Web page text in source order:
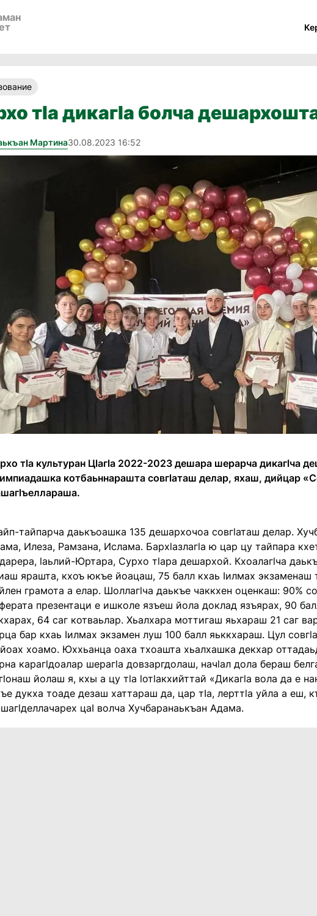
тlа дикагlа болча
Мартина30.08.2023 16:52
тlа культуран Цlагlа 2022-2023 дешара шерарча дикагlча
котбаьннарашта совгlаташ делар, яхаш, дийцар
тайпарча даькъоашка 135 дешархочоа совгlаташ делар.
Илеза, Рамзана, Ислама. Бархlазлагlа ю цар цу тайпара
lаьлий-Юртара, Сурхо тlара дешархой. Кхоалагlча
ярашта, кхоъ юкъе йоацаш, 75 балл кхаь Ӏилмах экзаменаш
грамота а елар. Шоллагlча даькъе чаккхен оценкаш: 90%
презентаци е ишколе язъеш йола доклад язъярах, 90
64 саг котваьлар. Хьалхара моттигаш яьхараш 21 саг
бар кхаь Ӏилмах экзамен луш 100 балл яьккхараш. Цул
хоамо. Юххьанца оаха тхоашта хьалхашка декхар
карагlдоалар шерагlа довзаргдолаш, начlал дола бераш
йолаш я, кхы а цу тlа lотlакхийттай «Дикагlа вола да е
дукха тоаде дезаш хаттараш да, цар тӀа, лерттlа уйла а еш,
цаӀ волча Хучбаранаькъан Адама.